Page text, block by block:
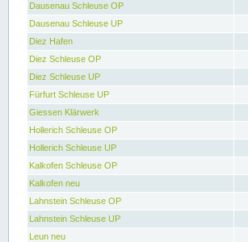
Dausenau Schleuse OP
Dausenau Schleuse UP
Diez Hafen
Diez Schleuse OP
Diez Schleuse UP
Fürfurt Schleuse UP
Giessen Klärwerk
Hollerich Schleuse OP
Hollerich Schleuse UP
Kalkofen Schleuse OP
Kalkofen neu
Lahnstein Schleuse OP
Lahnstein Schleuse UP
Leun neu